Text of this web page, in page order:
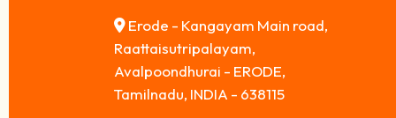
Erode - Kangayam Main road,
Raattaisutripalayam,
Avalpoondhurai - ERODE,
Tamilnadu, INDIA - 638115